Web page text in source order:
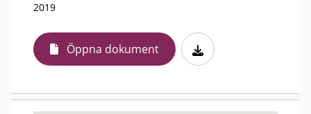
2019
Öppna dokument